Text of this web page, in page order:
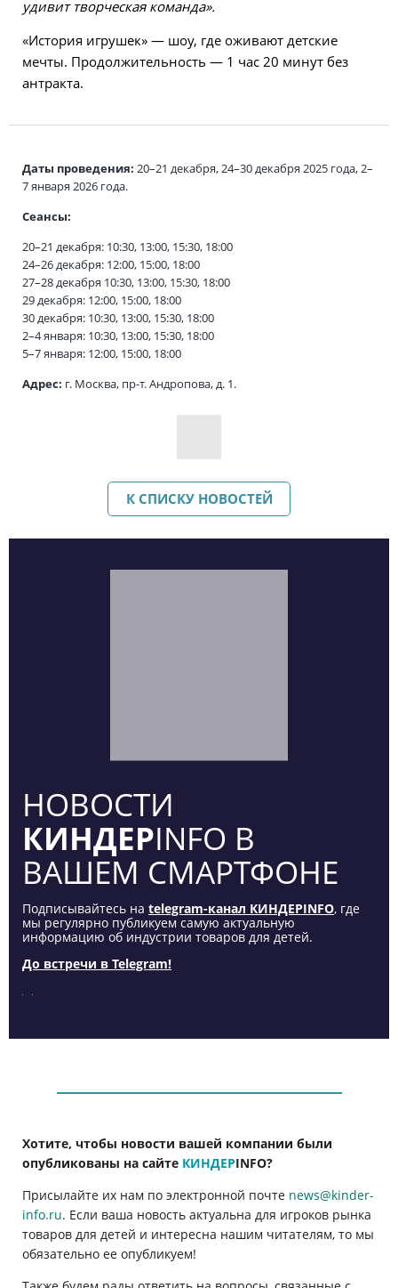
удивит творческая команда».
«История игрушек» — шоу, где оживают детские
мечты. Продолжительность — 1 час 20 минут без
антракта.
Даты проведения: 20–21 декабря, 24–30 декабря 2025 года, 2–
7 января 2026 года.
Сеансы:
20–21 декабря: 10:30, 13:00, 15:30, 18:00
24–26 декабря: 12:00, 15:00, 18:00
27–28 декабря 10:30, 13:00, 15:30, 18:00
29 декабря: 12:00, 15:00, 18:00
30 декабря: 10:30, 13:00, 15:30, 18:00
2–4 января: 10:30, 13:00, 15:30, 18:00
5–7 января: 12:00, 15:00, 18:00
Адрес: г. Москва, пр-т. Андропова, д. 1.
К СПИСКУ НОВОСТЕЙ
НОВОСТИ
КИНДЕРINFO В
ВАШЕМ СМАРТФОНЕ
Подписывайтесь на telegram-канал КИНДЕРINFO, где
мы регулярно публикуем самую актуальную
информацию об индустрии товаров для детей.
До встречи в Telegram!
Хотите, чтобы новости вашей компании были
опубликованы на сайте КИНДЕРINFO?
Присылайте их нам по электронной почте news@kinder-
info.ru. Если ваша новость актуальна для игроков рынка
товаров для детей и интересна нашим читателям, то мы
обязательно ее опубликуем!